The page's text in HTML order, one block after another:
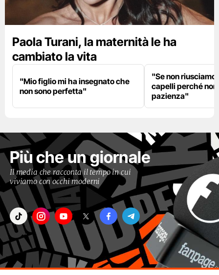
Paola Turani, la maternità le ha
cambiato la vita
"Mio figlio mi ha insegnato che
non sono perfetta"
"Se non riusciamo
capelli perché
pazienza"
Più che un giornale
Il media che racconta il tempo in cui
viviamo con occhi moderni